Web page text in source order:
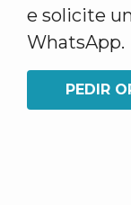
e solicite
WhatsApp.
PEDIR